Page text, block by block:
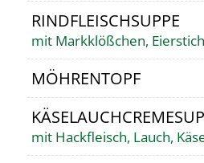
RINDFLEISCHSUPPE
mit Markklößchen,
MÖHRENTOPF
mit Hackfleisch, Lauch,